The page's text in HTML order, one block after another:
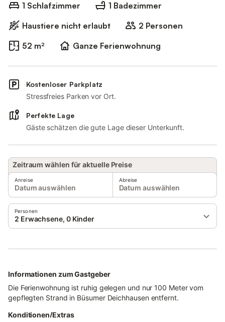
1 Schlafzimmer
1 Badezimmer
Haustiere nicht erlaubt
2 Personen
52 m²
Ganze Ferienwohnung
Kostenloser Parkplatz
Stressfreies Parken vor Ort.
Perfekte Lage
Gäste schätzen die gute Lage dieser Unterkunft.
Zeitraum wählen für aktuelle Preise
Anreise
Datum auswählen
Abreise
Datum auswählen
Personen
2 Erwachsene, 0 Kinder
Informationen zum Gastgeber
Die Ferienwohnung ist ruhig gelegen und nur 100 Meter vom
gepflegten Strand in Büsumer Deichhausen entfernt.
Konditionen/Extras